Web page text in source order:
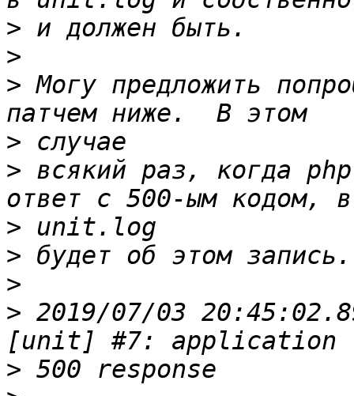
>
>
> Могу предложить
>
> всякий раз, когда
>
>
>
> 2019/07/03
>